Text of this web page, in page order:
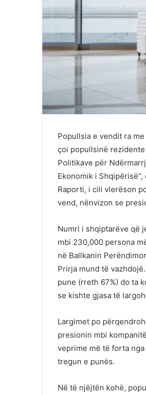
Popullsia e vendit ra
çoi popullsinë
Politikave për
Ekonomik i
Raporti, i cili vlerëson
vend, nënvizon se
Numri i shqiptarëve që
mbi 230,000 persona
në Ballkanin
Prirja mund të
pune (rreth 67%) do ta
se kishte gjasa të
Largimet po
presionin mbi
veprime më të forta
tregun e punës.
Në të njëjtën kohë,